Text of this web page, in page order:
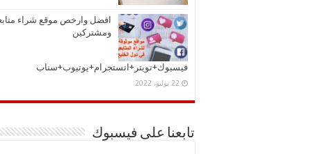
افضل وارخص موقع شراء
ومشتركين
فيسبوك+تويتر+انستجرام+يوتيوب+سناب
22 يوليو، 2022
تابعنا على فيسبوك